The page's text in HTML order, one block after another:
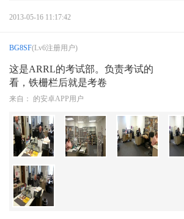
2013-05-16 11:17:42
BG8SF(Lv6注册用户)
这是ARRL的考试部。负责考试的
看，铁栅栏后就是考卷
来自： 的安卓APP用户